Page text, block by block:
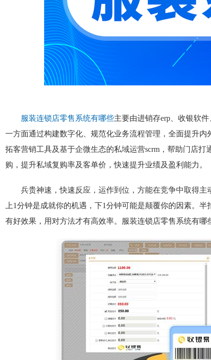
服装连锁店零售系统有哪些主要由进销存erp、收银软
一方面通过构建数字化、规范化业务流程管理，全面提升
拓客营销工具及基于企微生态的私域运营scrm，帮助门店
购，提升私域复购率及客单价，快速提升业绩及盈利能力。
兵贵神速，快速反应，运作到位，方能在竞争中取得
上1分钟是成就你的机遇，下1分钟可能是颠覆你的因素。
有好效果，用对方法才有高效率。服装连锁店零售系统有哪